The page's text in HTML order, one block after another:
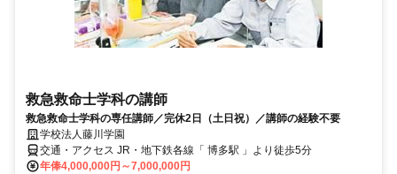
救急救命士学科の講師
救急救命士学科の専任講師／完休2日（土日祝）／講師の経験不要
学校法人藤川学園
交通・アクセス JR・地下鉄各線「 博多駅 」より徒歩5分
年俸4,000,000円～7,000,000円